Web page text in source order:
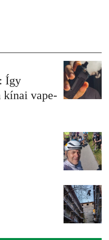
Így
kínai vape-